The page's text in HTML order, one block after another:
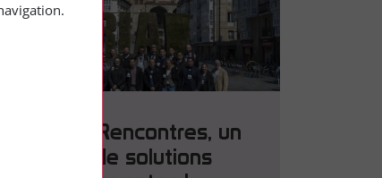
2èmes Rencontres, un
de solutions